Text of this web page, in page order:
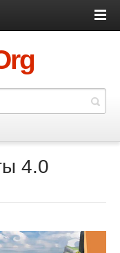
4.0